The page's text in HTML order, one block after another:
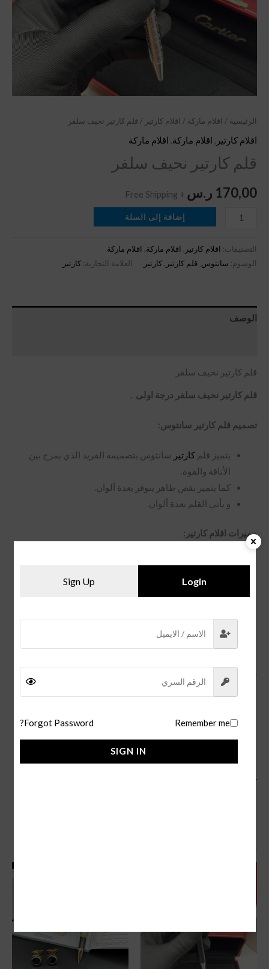
الرئيسية / اقلام ماركة / اقلام كارتير / قلم كارتير نحيف سلفر
اقلام كارتير اقلام ماركة اقلام ماركة
قلم كارتير نحيف سلفر
170,00 ر.س + Free Shipping
إضافة إلى السلة
التصنيفات: اقلام كارتير , اقلام ماركة, اقلام ماركة
الوسوم: سانتوس, قلم كارتير , كارتير العلامة التجارية: كارتير
الوصف
قلم كارتير نحيف سلفر
قلم كارتير نحيف سلفر درجة اولى .
تصميم قلم كارتير سانتوس:
يتميز قلم كارتير سانتوس بتصميمه الفريد الذي يمزج بين
الأناقة والقوة.
كما يتميز بفص ظاهر يتوفر بعدة ألوان.
و يأتي القلم بعدة ألوان.
مميرات اقلام كارتير:
يُعدقلم كارتير سانتوسأداة كتابة فاخرة تتميز بأداء سلس
ودقيق.
كما يوفر قبضة مريحة لليد، مما يجعله سهل الاستخدام
و يمكن إعادة تعبئة القلم بسهولة، مما يجعله خيارًا عمليًا
سعر القلم:
ريال سعودي، اعتمادًا على الحجم ونوع الحبر
كما يتوفر لدينا
منتجات ذات صلة
Login
Sign Up
Remember me
Forgot Password?
SIGN IN